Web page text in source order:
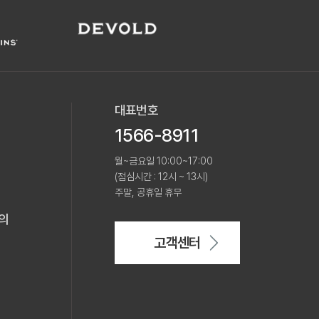
대표번호
1566-8911
월~금요일 10:00~17:00
(점심시간 : 12시 ~ 13시)
주말, 공휴일 휴무
고객센터